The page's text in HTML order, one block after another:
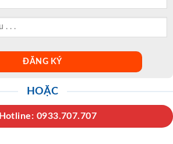
HOẶC
Hotline: 0933.707.707